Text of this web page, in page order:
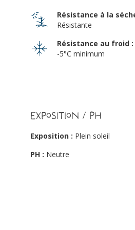
Résistance à la
Résistante
Résistance au froid :
-5°C minimum
Exposition / PH
Exposition : Plein soleil
PH : Neutre